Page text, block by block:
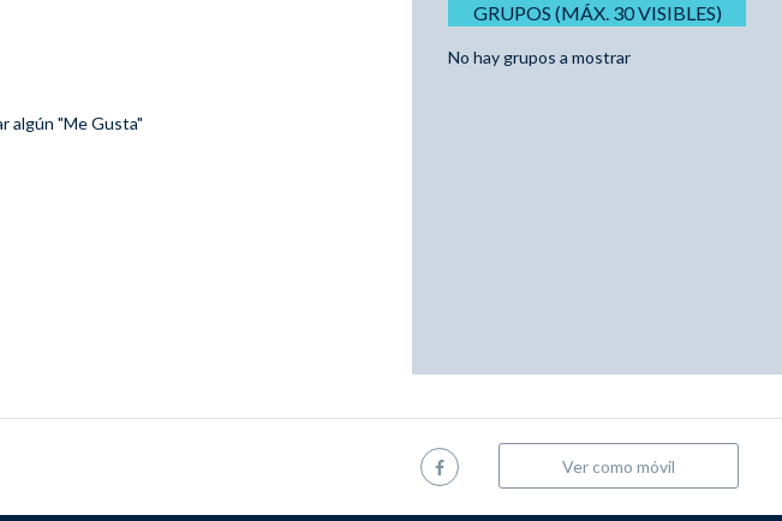
algún "Me Gusta"
GRUPOS (MÁX. 30 VISIBLES)
No hay grupos a mostrar